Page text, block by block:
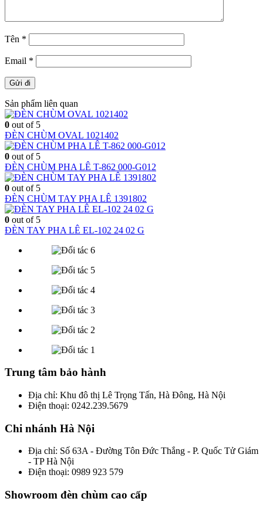
Tên *
Email *
Sản phẩm liên quan
0 out of 5
ĐÈN CHÙM OVAL 1021402
0 out of 5
ĐÈN CHÙM PHA LÊ T-862 000-G012
0 out of 5
ĐÈN CHÙM TAY PHA LÊ 1391802
0 out of 5
ĐÈN TAY PHA LÊ EL-102 24 02 G
Trung tâm bảo hành
Địa chỉ: Khu đô thị Lê Trọng Tấn, Hà Đông, Hà Nội
Điện thoại: 0242.239.5679
Chi nhánh Hà Nội
Địa chỉ: Số 63A - Đường Tôn Đức Thắng - P. Quốc Tử Giám
- TP Hà Nội
Điện thoại: 0989 923 579
Showroom đèn chùm cao cấp